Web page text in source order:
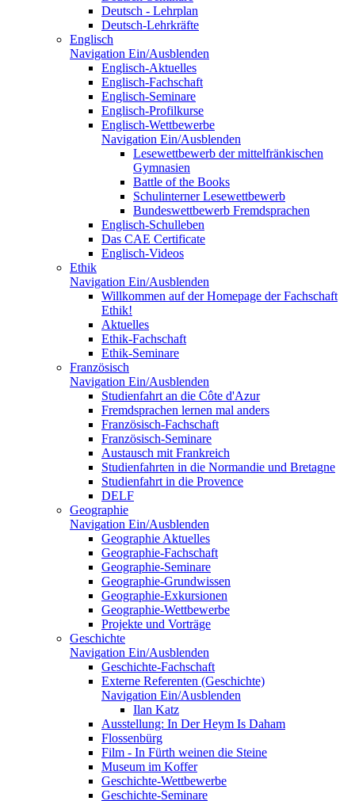
Deutsch - Lehrplan
Deutsch-Lehrkräfte
Englisch
Navigation Ein/Ausblenden
Englisch-Aktuelles
Englisch-Fachschaft
Englisch-Seminare
Englisch-Profilkurse
Englisch-Wettbewerbe
Navigation Ein/Ausblenden
Lesewettbewerb der mittelfränkischen
Gymnasien
Battle of the Books
Schulinterner Lesewettbewerb
Bundeswettbewerb Fremdsprachen
Englisch-Schulleben
Das CAE Certificate
Englisch-Videos
Ethik
Navigation Ein/Ausblenden
Willkommen auf der Homepage der Fachschaft
Ethik!
Aktuelles
Ethik-Fachschaft
Ethik-Seminare
Französisch
Navigation Ein/Ausblenden
Studienfahrt an die Côte d'Azur
Fremdsprachen lernen mal anders
Französisch-Fachschaft
Französisch-Seminare
Austausch mit Frankreich
Studienfahrten in die Normandie und Bretagne
Studienfahrt in die Provence
DELF
Geographie
Navigation Ein/Ausblenden
Geographie Aktuelles
Geographie-Fachschaft
Geographie-Seminare
Geographie-Grundwissen
Geographie-Exkursionen
Geographie-Wettbewerbe
Projekte und Vorträge
Geschichte
Navigation Ein/Ausblenden
Geschichte-Fachschaft
Externe Referenten (Geschichte)
Navigation Ein/Ausblenden
Ilan Katz
Ausstellung: In Der Heym Is Daham
Flossenbürg
Film - In Fürth weinen die Steine
Museum im Koffer
Geschichte-Wettbewerbe
Geschichte-Seminare